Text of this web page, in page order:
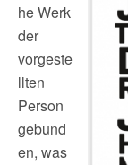
he Werk
der
vorgeste
llten
Person
gebund
en, was